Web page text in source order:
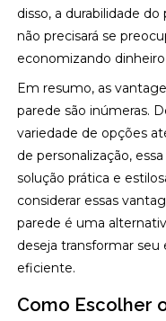
disso, a durabilidade
não precisará se
economizando
Em resumo, as
parede são inúmeras.
variedade de opções
de personalização,
solução prática e
considerar essas
parede é uma
deseja transformar seu
eficiente.
Como Escolher